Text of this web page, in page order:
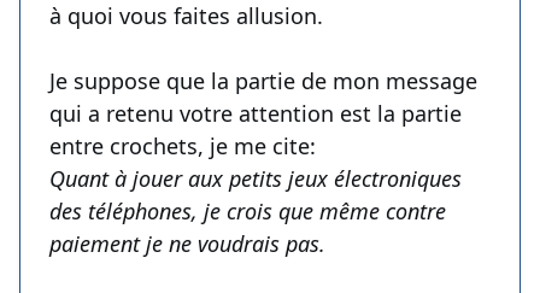
à quoi vous faites allusion.
Je suppose que la partie de mon message
qui a retenu votre attention est la partie
entre crochets, je me cite:
Quant à jouer aux petits jeux électroniques
des téléphones, je crois que même contre
paiement je ne voudrais pas.